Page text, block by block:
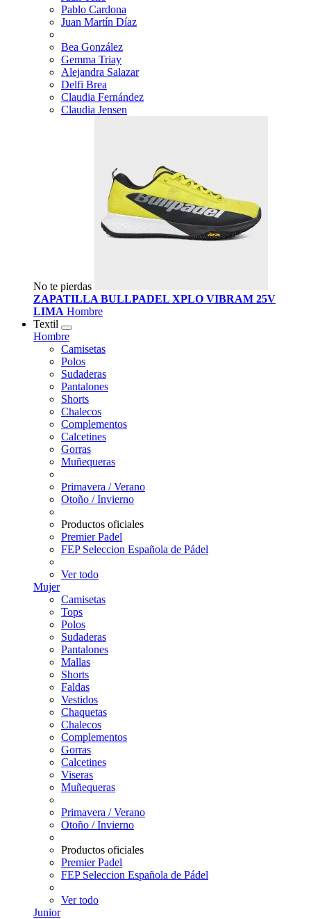
Pablo Cardona
Juan Martín Díaz
Bea González
Gemma Triay
Alejandra Salazar
Delfi Brea
Claudia Fernández
Claudia Jensen
No te pierdas
ZAPATILLA BULLPADEL XPLO VIBRAM 25V
LIMA Hombre
Textil
Hombre
Camisetas
Polos
Sudaderas
Pantalones
Shorts
Chalecos
Complementos
Calcetines
Gorras
Muñequeras
Primavera / Verano
Otoño / Invierno
Productos oficiales
Premier Padel
FEP Seleccion Española de Pádel
Ver todo
Mujer
Camisetas
Tops
Polos
Sudaderas
Pantalones
Mallas
Shorts
Faldas
Vestidos
Chaquetas
Chalecos
Complementos
Gorras
Calcetines
Viseras
Muñequeras
Primavera / Verano
Otoño / Invierno
Productos oficiales
Premier Padel
FEP Seleccion Española de Pádel
Ver todo
Junior